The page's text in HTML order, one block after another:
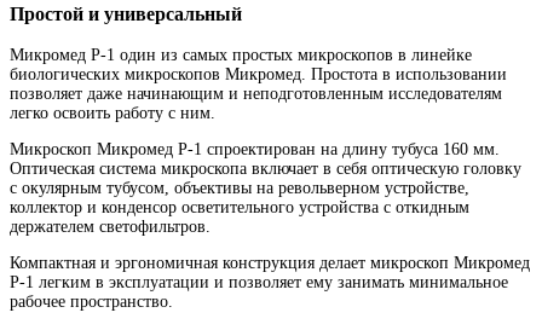
Простой и универсальный
Микромед Р-1 один из самых простых микроскопов в линейке
биологических микроскопов Микромед. Простота в использовании
позволяет даже начинающим и неподготовленным исследователям
легко освоить работу с ним.
Микроскоп Микромед Р-1 спроектирован на длину тубуса 160 мм.
Оптическая система микроскопа включает в себя оптическую головку
с окулярным тубусом, объективы на револьверном устройстве,
коллектор и конденсор осветительного устройства с откидным
держателем светофильтров.
Компактная и эргономичная конструкция делает микроскоп Микромед
Р-1 легким в эксплуатации и позволяет ему занимать минимальное
рабочее пространство.